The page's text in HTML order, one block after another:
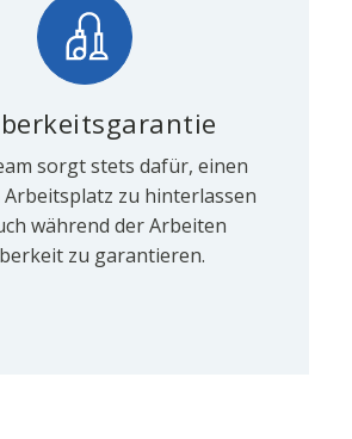
sorgt stets dafür, einen
zu hinterlassen
während der Arbeiten
zu garantieren.